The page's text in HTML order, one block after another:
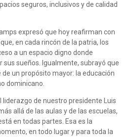
seguros, inclusivos y de calidad
expresó que hoy reafirman con
en cada rincón de la patria, los
a un espacio digno donde
sus sueños. Igualmente, subrayó que
un propósito mayor: la educación
dominicano.
liderazgo de nuestro presidente Luis
allá de las aulas y de las escuelas,
en todas partes. Esa es la
en todo lugar y para toda la